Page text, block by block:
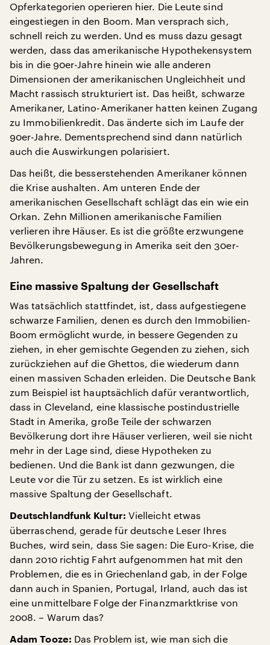
Opferkategorien operieren hier. Die Leute sind
eingestiegen in den Boom. Man versprach sich,
schnell reich zu werden. Und es muss dazu gesagt
werden, dass das amerikanische Hypothekensystem
bis in die 90er-Jahre hinein wie alle anderen
Dimensionen der amerikanischen Ungleichheit und
Macht rassisch strukturiert ist. Das heißt, schwarze
Amerikaner, Latino-Amerikaner hatten keinen Zugang
zu Immobilienkredit. Das änderte sich im Laufe der
90er-Jahre. Dementsprechend sind dann natürlich
auch die Auswirkungen polarisiert.
Das heißt, die besserstehenden Amerikaner können
die Krise aushalten. Am unteren Ende der
amerikanischen Gesellschaft schlägt das ein wie ein
Orkan. Zehn Millionen amerikanische Familien
verlieren ihre Häuser. Es ist die größte erzwungene
Bevölkerungsbewegung in Amerika seit den 30er-
Jahren.
Eine massive Spaltung der Gesellschaft
Was tatsächlich stattfindet, ist, dass aufgestiegene
schwarze Familien, denen es durch den Immobilien-
Boom ermöglicht wurde, in bessere Gegenden zu
ziehen, in eher gemischte Gegenden zu ziehen, sich
zurückziehen auf die Ghettos, die wiederum dann
einen massiven Schaden erleiden. Die Deutsche Bank
zum Beispiel ist hauptsächlich dafür verantwortlich,
dass in Cleveland, eine klassische postindustrielle
Stadt in Amerika, große Teile der schwarzen
Bevölkerung dort ihre Häuser verlieren, weil sie nicht
mehr in der Lage sind, diese Hypotheken zu
bedienen. Und die Bank ist dann gezwungen, die
Leute vor die Tür zu setzen. Es ist wirklich eine
massive Spaltung der Gesellschaft.
Deutschlandfunk Kultur: Vielleicht etwas
überraschend, gerade für deutsche Leser Ihres
Buches, wird sein, dass Sie sagen: Die Euro-Krise, die
dann 2010 richtig Fahrt aufgenommen hat mit den
Problemen, die es in Griechenland gab, in der Folge
dann auch in Spanien, Portugal, Irland, auch das ist
eine unmittelbare Folge der Finanzmarktkrise von
2008. – Warum das?
Adam Tooze: Das Problem ist, wie man sich die